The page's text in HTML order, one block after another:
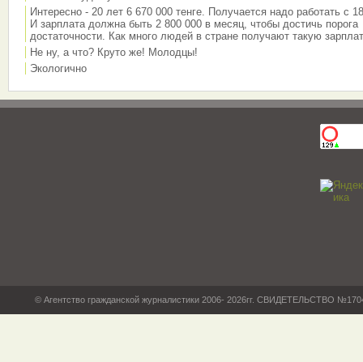
Интересно - 20 лет 6 670 000 тенге. Получается надо работать с
И зарплата должна быть 2 800 000 в месяц, чтобы достичь порога
достаточности. Как много людей в стране получают такую
Не ну, а что? Круто же! Молодцы!
Экологично
© Агентство гражданской журналистики 2006- 2026гг. СВИДЕТЕЛЬСТВО